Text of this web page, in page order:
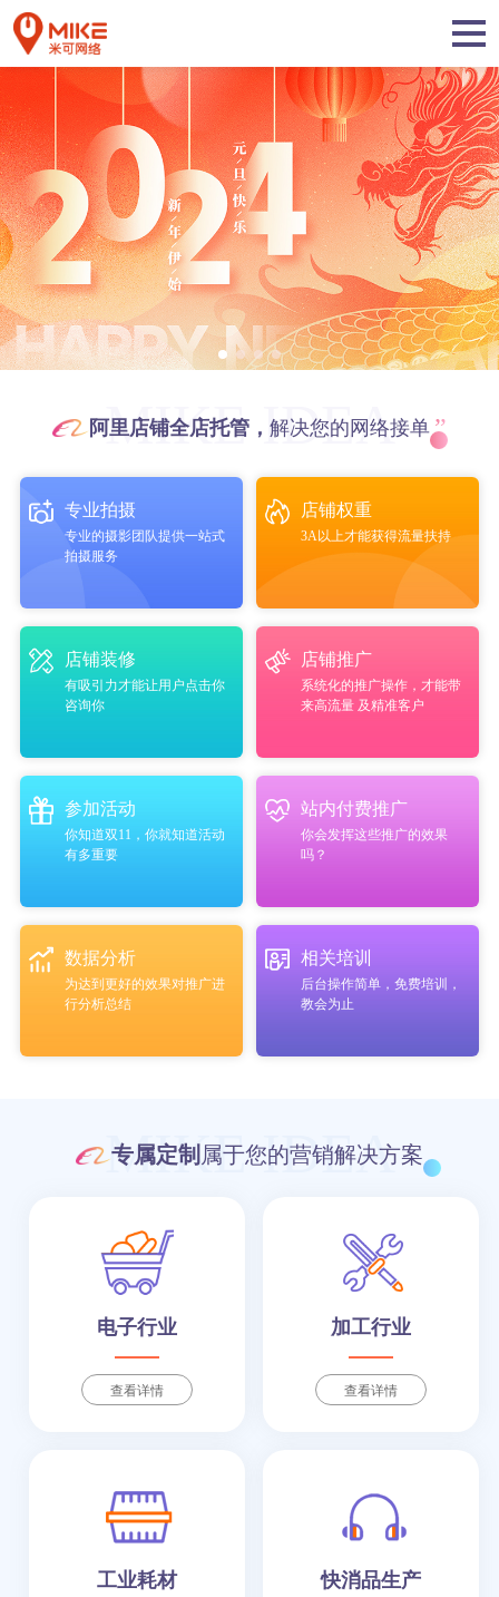
MIKE IDEA
阿里店铺全店托管， 解决您的网络接单 ”
专业拍摄
专业的摄影团队提供一站式
拍摄服务
店铺权重
3A以上才能获得流量扶持
店铺装修
有吸引力才能让用户点击你
咨询你
店铺推广
系统化的推广操作，才能带
来高流量 及精准客户
参加活动
你知道双11，你就知道活动
有多重要
站内付费推广
你会发挥这些推广的效果
吗？
数据分析
为达到更好的效果对推广进
行分析总结
相关培训
后台操作简单，免费培训，
教会为止
MIKE IDEA
专属定制 属于您的营销解决方案
电子行业
查看详情
加工行业
查看详情
工业耗材 快消品生产